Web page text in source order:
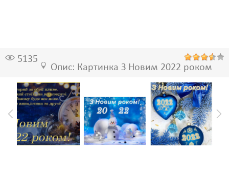
5135
Опис: Картинка З Новим 2022 роком